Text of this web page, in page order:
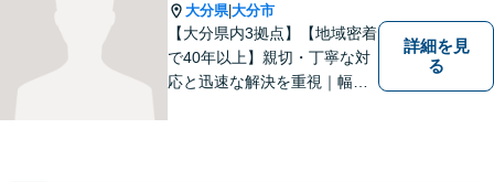
大分県|大分市
【大分県内3拠点】【地域密着
で40年以上】親切・丁寧な対
応と迅速な解決を重視｜幅広
【別府・杵築にも拠点】
詳細を見
る